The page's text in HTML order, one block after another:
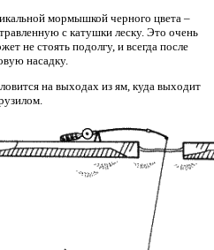
мормышкой черного цвета –
с катушки леску. Это очень
не стоять подолгу, и всегда после
насадку.
на выходах из ям, куда выходит